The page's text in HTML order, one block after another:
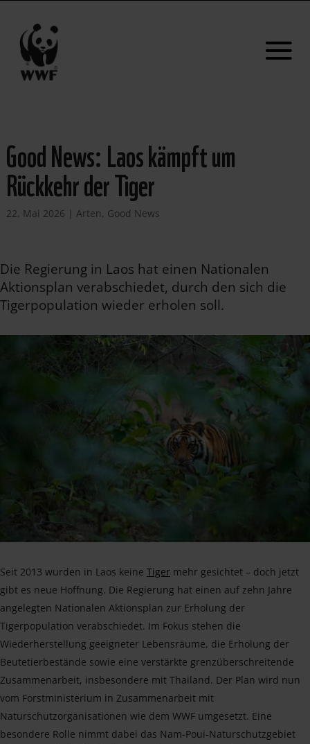
Good News: Laos kämpft um
Rückkehr der Tiger
22. Mai 2026 | Arten, Good News
Die Regierung in Laos hat einen Nationalen
Aktionsplan verabschiedet, durch den sich die
Tigerpopulation wieder erholen soll.
Seit 2013 wurden in Laos keine Tiger mehr gesichtet – doch jetzt
gibt es neue Hoffnung. Die Regierung hat einen auf zehn Jahre
angelegten Nationalen Aktionsplan zur Erholung der
Tigerpopulation verabschiedet. Im Fokus stehen die
Wiederherstellung geeigneter Lebensräume, die Erholung der
Beutetierbestände sowie eine verstärkte grenzüberschreitende
Zusammenarbeit, insbesondere mit Thailand. Der Plan wird nun
vom Forstministerium in Zusammenarbeit mit
Naturschutzorganisationen wie dem WWF umgesetzt. Eine
besondere Rolle nimmt dabei das Nam-Poui-Naturschutzgebiet